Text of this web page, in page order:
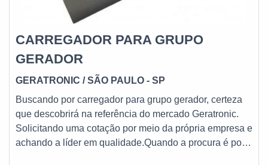
CARREGADOR PARA GRUPO
GERADOR
GERATRONIC / SÃO PAULO - SP
Buscando por carregador para grupo gerador, certeza
que descobrirá na referência do mercado Geratronic.
Solicitando uma cotação por meio da própria empresa e
achando a líder em qualidade.Quando a procura é por